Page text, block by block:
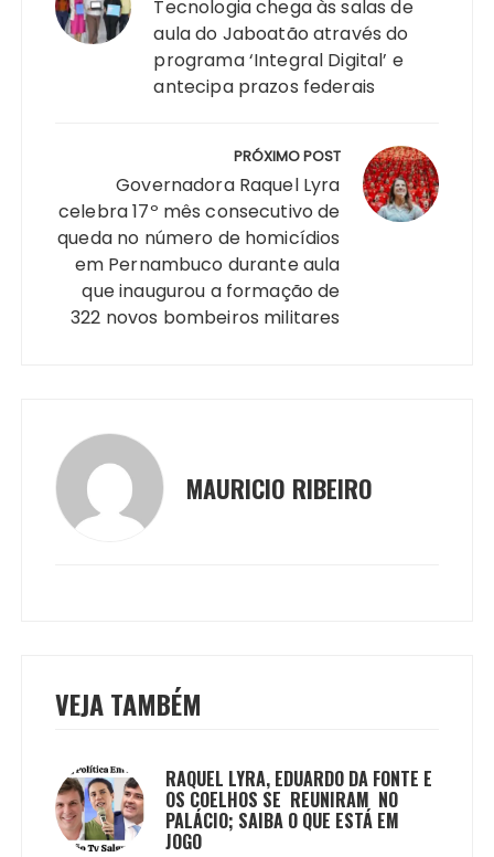
p o n
g
n
k
n a
m
Post
Tecnologia chega às salas de
aula do Jaboatão através do
programa ‘Integral Digital’ e
antecipa prazos federais
PRÓXIMO POST
Governadora Raquel Lyra
celebra 17º mês consecutivo de
queda no número de homicídios
em Pernambuco durante aula
que inaugurou a formação de
322 novos bombeiros militares
MAURICIO RIBEIRO
VEJA TAMBÉM
RAQUEL LYRA, EDUARDO DA FONTE E
OS COELHOS SE REUNIRAM NO
PALÁCIO; SAIBA O QUE ESTÁ EM
JOGO